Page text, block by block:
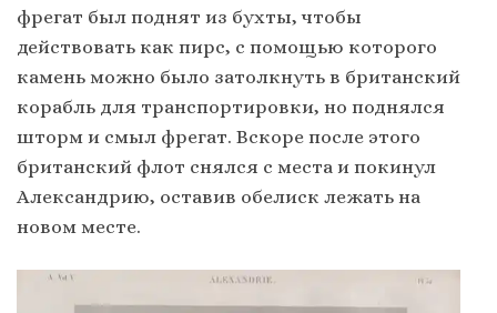
фрегат был поднят из бухты, чтобы
действовать как пирс, с помощью которого
камень можно было затолкнуть в британский
корабль для транспортировки, но поднялся
шторм и смыл фрегат. Вскоре после этого
британский флот снялся с места и покинул
Александрию, оставив обелиск лежать на
новом месте.